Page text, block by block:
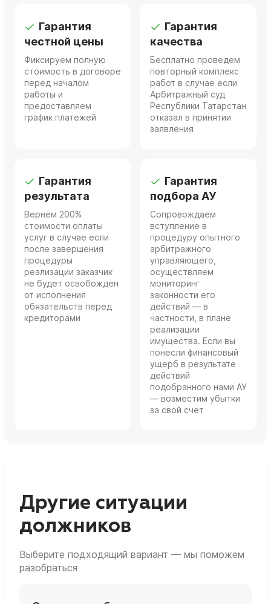
Гарантия
честной цены
Фиксируем полную
стоимость в договоре
перед началом
работы и
предоставляем
график платежей
Гарантия
качества
Бесплатно проведем
повторный комплекс
работ в случае если
Арбитражный суд
Республики Татарстан
отказал в принятии
заявления
Гарантия
результата
Вернем 200%
стоимости оплаты
услуг в случае если
после завершения
процедуры
реализации заказчик
не будет освобожден
от исполнения
обязательств перед
кредиторами
Гарантия
подбора АУ
Сопровождаем
вступление в
процедуру опытного
арбитражного
управляющего,
осуществляем
мониторинг
законности его
действий — в
частности, в плане
реализации
имущества. Если вы
понесли финансовый
ущерб в результате
действий
подобранного нами АУ
— возместим убытки
за свой счет
Другие ситуации
должников
Выберите подходящий вариант — мы поможем
разобраться